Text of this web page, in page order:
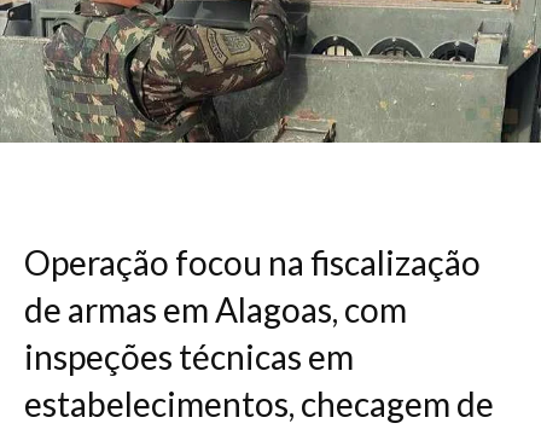
Operação focou na fiscalização
de armas em Alagoas, com
inspeções técnicas em
estabelecimentos, checagem de